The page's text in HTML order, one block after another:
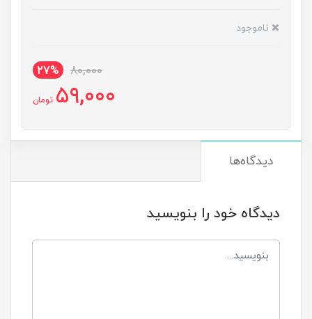
ناموجود
80,000
27%
59,000 تومان
دیدگاه‌ها
دیدگاه خود را بنویسید